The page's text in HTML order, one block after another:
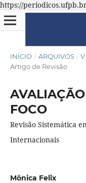
https://
INÍCIO / ARQUIVOS /
Artigo de Revisão
FOCO
Revisão Sistemática
Internacionais
Mônica Felix